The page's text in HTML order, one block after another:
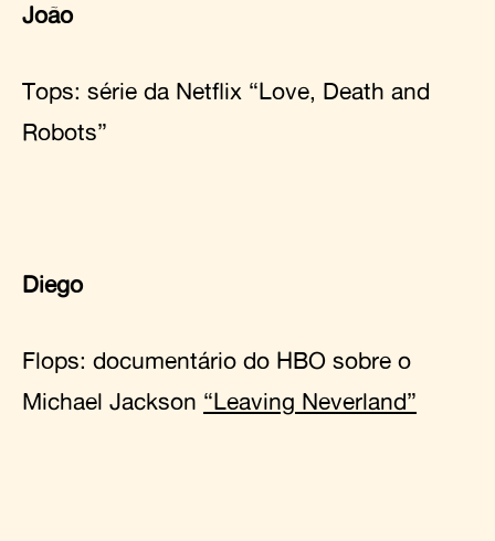
João
Tops: série da Netflix “Love, Death and
Robots”
Diego
Flops: documentário do HBO sobre o
Michael Jackson “Leaving Neverland”